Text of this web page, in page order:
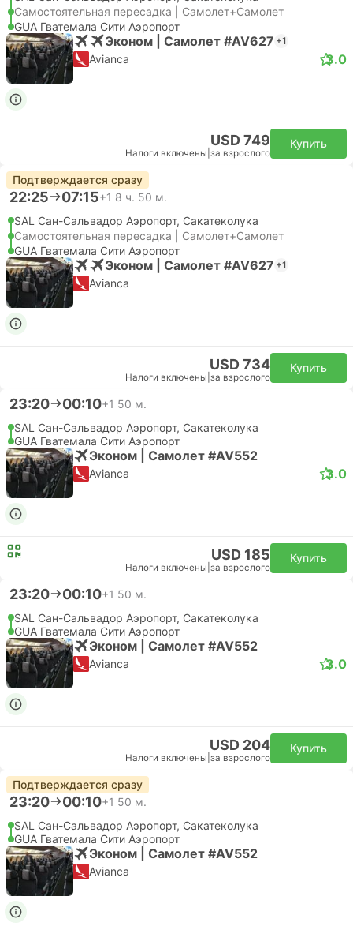
Самостоятельная пересадка | Самолет+Самолет
GUA Гватемала Сити Аэропорт
Эконом | Самолет #AV627 +1
Avianca 3.0
USD 749
Налоги включены за взрослого
Купить
Подтверждается сразу
22:25 07:15+1 8 ч. 50 м.
SAL Сан-Сальвадор Аэропорт, Сакатеколука
Самостоятельная пересадка | Самолет+Самолет
GUA Гватемала Сити Аэропорт
Эконом | Самолет #AV627 +1
Avianca
USD 734
Налоги включены за взрослого
Купить
23:20 00:10+1 50 м.
SAL Сан-Сальвадор Аэропорт, Сакатеколука
GUA Гватемала Сити Аэропорт
Эконом | Самолет #AV552
Avianca 3.0
USD 185
Налоги включены за взрослого
Купить
23:20 00:10+1 50 м.
SAL Сан-Сальвадор Аэропорт, Сакатеколука
GUA Гватемала Сити Аэропорт
Эконом | Самолет #AV552
Avianca 3.0
USD 204
Налоги включены за взрослого
Купить
Подтверждается сразу
23:20 00:10+1 50 м.
SAL Сан-Сальвадор Аэропорт, Сакатеколука
GUA Гватемала Сити Аэропорт
Эконом | Самолет #AV552
Avianca